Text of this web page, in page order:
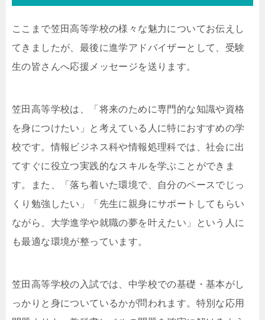
ここまで笠田高等学校の様々な魅力についてお伝えし
てきましたが、最後に進学アドバイザーとして、受験
生の皆さんへ応援メッセージを送ります。
笠田高等学校は、「将来のために専門的な知識や資格
を身につけたい」と考えている人に特におすすめの学
校です。情報ビジネス科や情報処理科では、社会に出
てすぐに役立つ実践的なスキルを学ぶことができま
す。また、「落ち着いた環境で、自分のペースでじっ
くり勉強したい」「先生に親身にサポートしてもらい
ながら、大学進学や就職の夢を叶えたい」という人に
も最適な環境が整っています。
笠田高等学校の入試では、中学校での基礎・基本がし
っかりと身についているかが問われます。特別な応用